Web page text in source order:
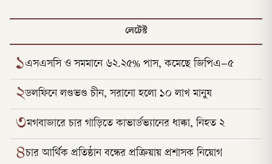
লেটেস্ট
১এসএসসি ও সমমানে ৬২.২৫% পাস, কমেছে জিপিএ–৫
২ডলফিনে লণ্ডভণ্ড চীন, সরানো হলো ১০ লাখ মানুষ
৩মগবাজারে চার গাড়িতে কাভার্ডভ্যানের ধাক্কা, নিহত ২
৪চার আর্থিক প্রতিষ্ঠান বন্ধের প্রক্রিয়ায় প্রশাসক নিয়োগ